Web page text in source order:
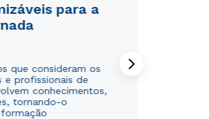
para a
que consideram os
e profissionais de
conhecimentos,
tornando-o
com aPolítica de Privacidade.
dados sejam utilizados para o
com aPolítica de Privacidade.
dados sejam utilizados para o